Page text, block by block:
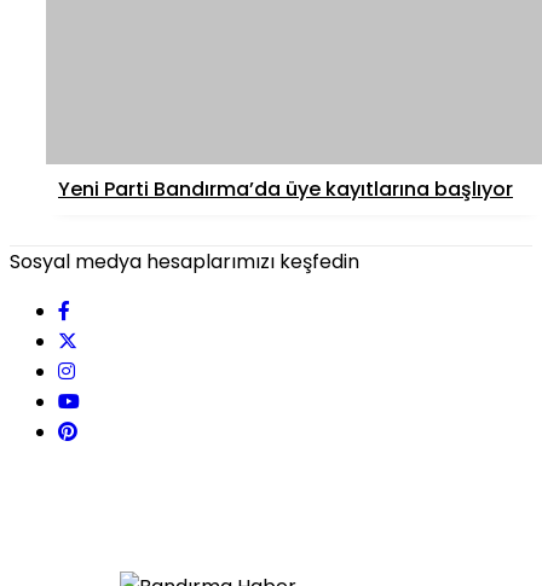
Yeni Parti Bandırma’da üye kayıtlarına başlıyor
Sosyal medya hesaplarımızı keşfedin